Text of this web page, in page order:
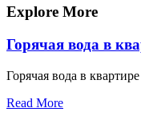
записям
Explore More
Горячая вода в
Горячая вода в
Read More